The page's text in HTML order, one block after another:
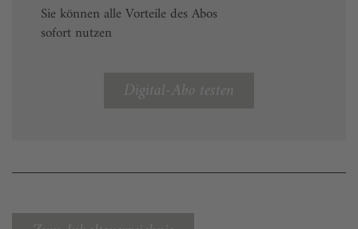
Sie können alle Vorteile des Abos
sofort nutzen
Digital-Abo testen